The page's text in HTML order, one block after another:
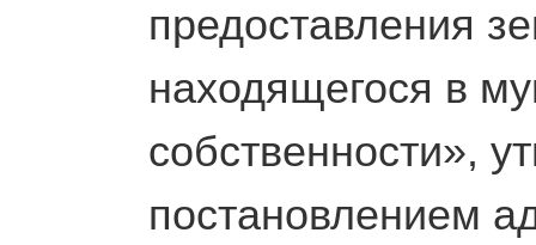
предоставления
находящегося в
собственности»,
постановлением